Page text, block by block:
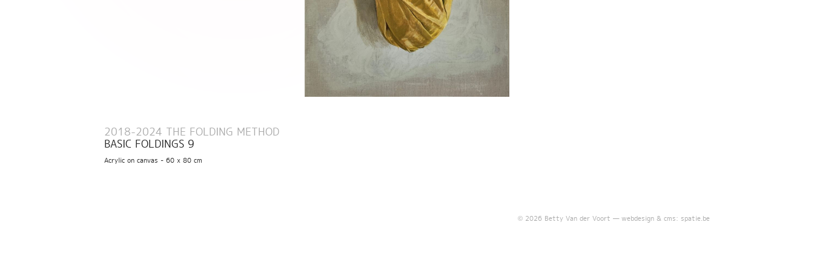
2018-2024 THE FOLDING METHOD
BASIC FOLDINGS 9
Acrylic on canvas - 60 x 80 cm
© 2026 Betty Van der Voort — webdesign & cms: spatie.be